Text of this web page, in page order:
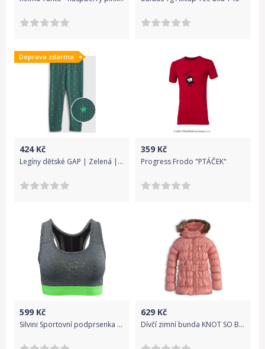
Doprava zdarma
424Kč
Legíny dětské GAP | Zelená | Dívčí | 4 roky
359 Kč
Progress Frodo "PTÁČEK"
599 Kč
Silvini Sportovní podprsenka Arnata charcoal-green L
629 Kč
Dívčí zimní bunda KNOT SO BAD HEART růžová Velikost: 92